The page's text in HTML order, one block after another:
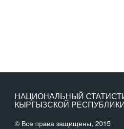
НАЦИОНАЛЬНЫЙ
КЫРГЫЗСКОЙ
© Все права защищены, 2015